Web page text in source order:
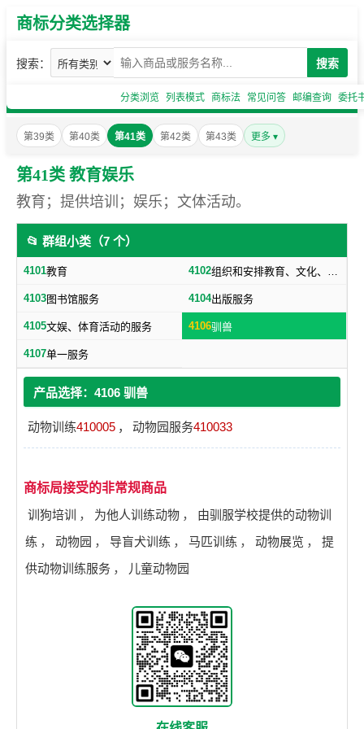
商标分类选择器
搜索： 搜索
分类浏览 列表模式 商标法 常见问答 邮编查询 委托
第39类 第40类 第41类 第42类 第43类 更多 ▾
第41类 教育娱乐
教育；提供培训；娱乐；文体活动。
📂 群组小类（7 个）
4101教育 4102 组织和安排教育、文化、娱乐等活动
4103图书馆服务 4104出版服务
4105文娱、体育活动的服务 4106驯兽
4107单一服务
产品选择：4106 驯兽
动物训练410005 ， 动物园服务410033
商标局接受的非常规商品
训狗培训 ， 为他人训练动物 ，
由驯服学校提供的动物训
练 ， 动物园 ， 导盲犬训练 ， 马匹训练 ， 动物展览 ，
提
供动物训练服务 ， 儿童动物园